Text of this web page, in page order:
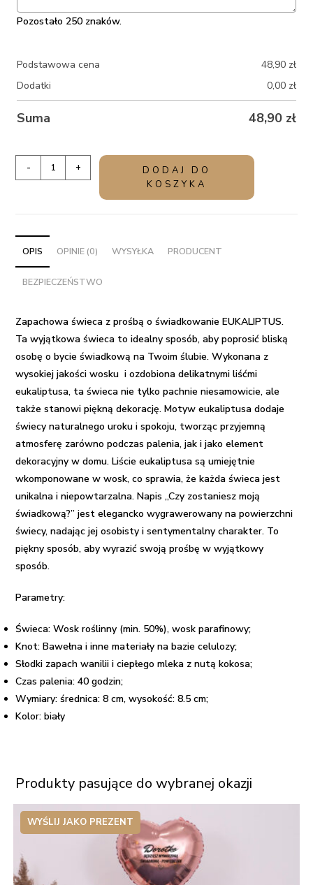
Pozostało 250 znaków.
Podstawowa cena 48,90 zł
Dodatki
0,00 zł
Suma 48,90 zł
Zapachowa
prośbą
świadkowanie
EUKALIPTUS
- +
DODAJ DO
KOSZYKA
OPIS OPINIE (0) WYSYŁKA PRODUCENT
BEZPIECZEŃSTWO
Zapachowa świeca z prośbą o świadkowanie EUKALIPTUS.
Ta wyjątkowa świeca to idealny sposób, aby poprosić bliską
osobę o bycie świadkową na Twoim ślubie. Wykonana z
wysokiej jakości wosku i ozdobiona delikatnymi liśćmi
eukaliptusa, ta świeca nie tylko pachnie niesamowicie, ale
także stanowi piękną dekorację. Motyw eukaliptusa dodaje
świecy naturalnego uroku i spokoju, tworząc przyjemną
atmosferę zarówno podczas palenia, jak i jako element
dekoracyjny w domu. Liście eukaliptusa są umiejętnie
wkomponowane w wosk, co sprawia, że każda świeca jest
unikalna i niepowtarzalna. Napis „Czy zostaniesz moją
świadkową?” jest elegancko wygrawerowany na powierzchni
świecy, nadając jej osobisty i sentymentalny charakter. To
piękny sposób, aby wyrazić swoją prośbę w wyjątkowy
sposób.
Parametry:
Świeca: Wosk roślinny (min. 50%), wosk parafinowy;
Knot: Bawełna i inne materiały na bazie celulozy;
Słodki zapach wanilii i ciepłego mleka z nutą kokosa;
Czas palenia: 40 godzin;
Wymiary: średnica: 8 cm, wysokość:8.5 cm;
Kolor: biały
Produkty pasujące do wybranej okazji
WYŚLIJ JAKO PREZENT